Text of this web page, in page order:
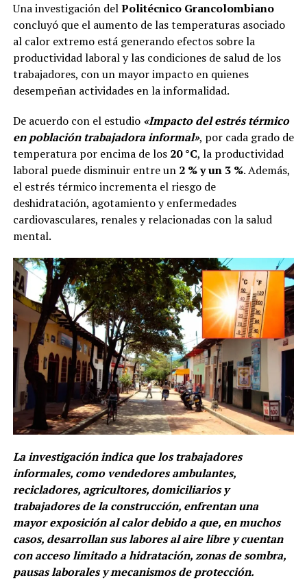
Una investigación delPolitécnico Grancolombiano
concluyó que el aumento de las temperaturas asociado
al calor extremo está generando efectos sobre la
productividad laboral y las condiciones de salud de los
trabajadores, con un mayor impacto en quienes
desempeñan actividades en la informalidad.
De acuerdo con el estudio «Impacto del estrés térmico
en población trabajadora informal», por cada grado de
temperatura por encima de los 20 °C, la productividad
laboral puede disminuir entre un 2 % y un 3 %. Además,
el estrés térmico incrementa el riesgo de
deshidratación, agotamiento y enfermedades
cardiovasculares, renales y relacionadas con la salud
mental.
La investigación indica que los trabajadores
informales, como vendedores ambulantes,
recicladores, agricultores, domiciliarios y
trabajadores de la construcción, enfrentan una
mayor exposición al calor debido a que, en muchos
casos, desarrollan sus labores al aire libre y cuentan
con acceso limitado a hidratación, zonas de sombra,
pausas laborales y mecanismos de protección.